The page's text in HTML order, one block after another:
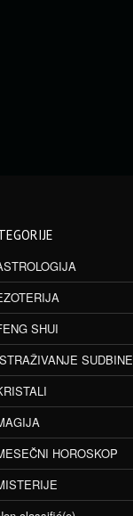
SHUI
SUDBINE
HOROSKOP